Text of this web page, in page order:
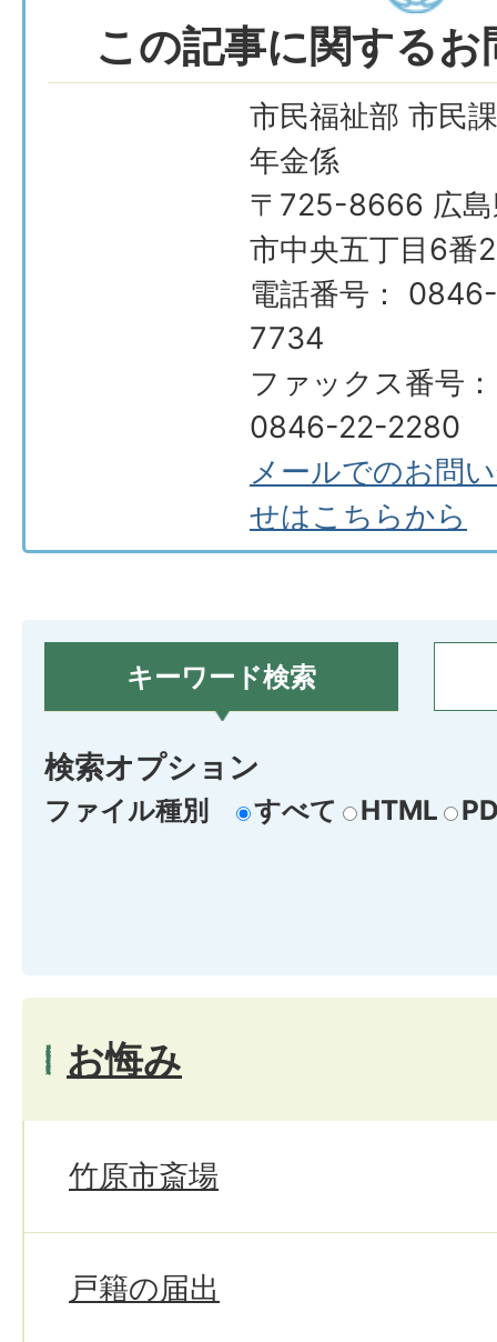
この記事に関する
市民福祉部 市民
年金係
〒725-8666 広島
市中央五丁目6番
電話番号：
7734
ファックス番号：
0846-22-2280
メールでのお問
せはこちらから
キーワード検索
検索オプション
ファイル種別 すべて HTML
お悔み
竹原市斎場
戸籍の届出